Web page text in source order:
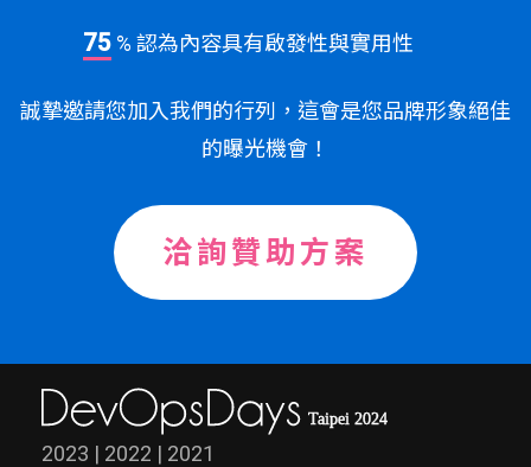
75 % 認為內容具有啟發性與實用性
誠摯邀請您加入我們的行列，這會是您品牌形象絕佳
的曝光機會！
洽詢贊助方案
2023 | 2022 | 2021